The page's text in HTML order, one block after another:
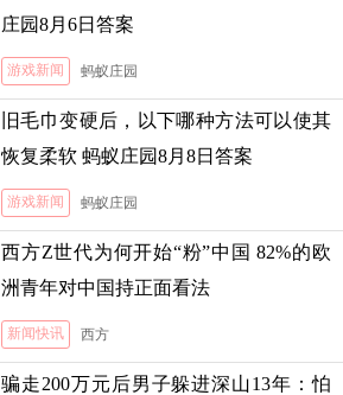
庄园8月6日答案
游戏新闻 蚂蚁庄园
旧毛巾变硬后，以下哪种方法可以使其
恢复柔软 蚂蚁庄园8月8日答案
游戏新闻 蚂蚁庄园
西方Z世代为何开始“粉”中国 82%的欧
洲青年对中国持正面看法
新闻快讯 西方
骗走200万元后男子躲进深山13年：怕